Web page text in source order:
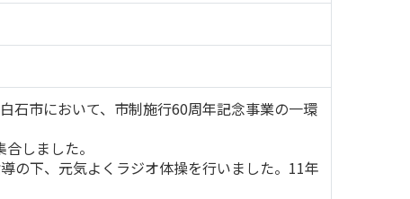
石市において、市制施行60周年記念事業の一環
しました。
の下、元気よくラジオ体操を行いました。11年